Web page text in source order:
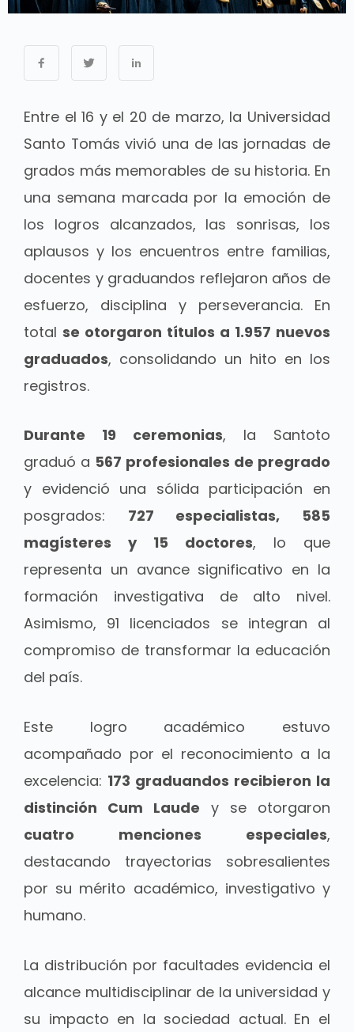
Entre el 16 y el 20 de marzo, la Universidad
Santo Tomás vivió una de las jornadas de
grados más memorables de su historia. En
una semana marcada por la emoción de
los logros alcanzados, las sonrisas, los
aplausos y los encuentros entre familias,
docentes y graduandos reflejaron años de
esfuerzo, disciplina y perseverancia. En
total se otorgaron títulos a 1.957 nuevos
graduados, consolidando un hito en los
registros.
Durante 19 ceremonias, la Santoto
graduó a 567 profesionales de pregrado
y evidenció una sólida participación en
posgrados: 727 especialistas, 585
magísteres y 15 doctores, lo que
representa un avance significativo en la
formación investigativa de alto nivel.
Asimismo, 91 licenciados se integran al
compromiso de transformar la educación
del país.
Este logro académico estuvo
acompañado por el reconocimiento a la
excelencia: 173 graduandos recibieron la
distinción Cum Laude y se otorgaron
cuatro menciones especiales,
destacando trayectorias sobresalientes
por su mérito académico, investigativo y
humano.
La distribución por facultades evidencia el
alcance multidisciplinar de la universidad y
su impacto en la sociedad actual. En el